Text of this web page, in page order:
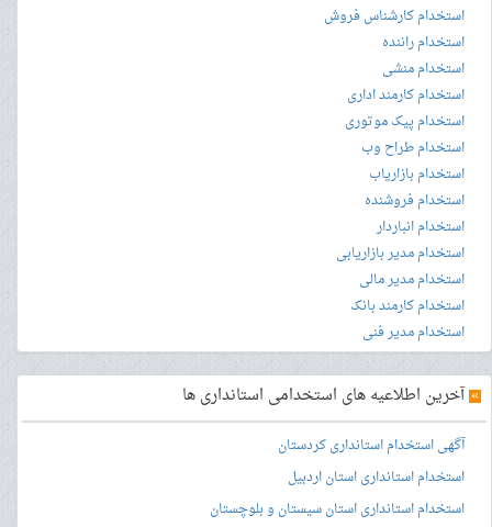
استخدام کارشناس فروش
استخدام راننده
استخدام منشی
استخدام کارمند اداری
استخدام پیک موتوری
استخدام طراح وب
استخدام بازاریاب
استخدام فروشنده
استخدام انباردار
استخدام مدیر بازاریابی
استخدام مدیر مالی
استخدام کارمند بانک
استخدام مدیر فنی
»آخرین اطلاعیه های استخدامی استانداری ها
آگهی استخدام استانداری کردستان
استخدام استانداری استان اردبیل
استخدام استانداری استان سیستان و بلوچستان